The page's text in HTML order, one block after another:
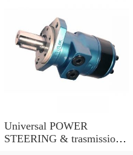
Universal POWER
STEERING & trasmissione